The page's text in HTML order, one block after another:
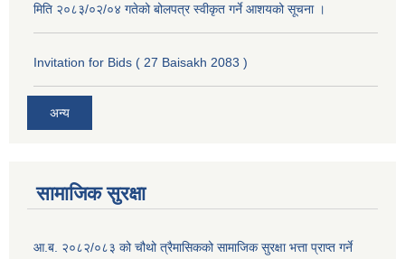
मिति २०८३/०२/०४ गतेको बोलपत्र स्वीकृत गर्ने आशयको सूचना ।
Invitation for Bids ( 27 Baisakh 2083 )
अन्य
सामाजिक सुरक्षा
आ.ब. २०८२/०८३ को चौथो त्रैमासिकको सामाजिक सुरक्षा भत्ता प्राप्त गर्ने